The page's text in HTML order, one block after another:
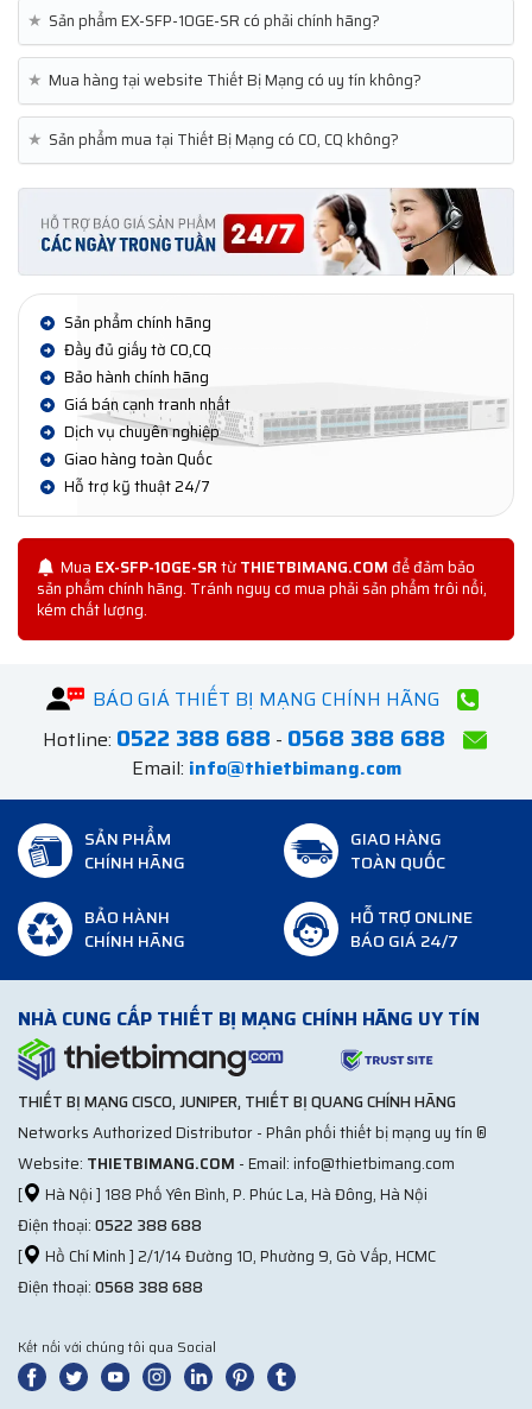
★ Sản phẩm EX-SFP-10GE-SR có phải chính hãng?
★ Mua hàng tại website Thiết Bị Mạng có uy tín không?
★ Sản phẩm mua tại Thiết Bị Mạng có CO, CQ không?
Sản phẩm chính hãng
Đầy đủ giấy tờ CO,CQ
Bảo hành chính hãng
Giá bán cạnh tranh nhất
Dịch vụ chuyên nghiệp
Giao hàng toàn Quốc
Hỗ trợ kỹ thuật 24/7
Mua EX-SFP-10GE-SRtừTHIETBIMANG.COMđể đảm bảo
sản phẩm chính hãng. Tránh nguy cơ mua phải sản phẩm trôi nổi,
kém chất lượng.
BÁO GIÁ THIẾT BỊ MẠNG CHÍNH HÃNG
Hotline: 0522 388 688 - 0568 388 688
Email: info@thietbimang.com
SẢN PHẨM
CHÍNH HÃNG
GIAO HÀNG
TOÀN QUỐC
BẢO HÀNH
CHÍNH HÃNG
HỖ TRỢ ONLINE
BÁO GIÁ 24/7
NHÀ CUNG CẤP THIẾT BỊ MẠNG CHÍNH HÃNG UY TÍN
THIẾT BỊ MẠNG CISCO, JUNIPER, THIẾT BỊ QUANG CHÍNH HÃNG
Networks Authorized Distributor - Phân phối thiết bị mạng uy tín ®
Website: THIETBIMANG.COM - Email: info@thietbimang.com
[
Hà Nội ] 188 Phố Yên Bình, P. Phúc La, Hà Đông, Hà Nội
Điện thoại:0522 388 688
[
Hồ Chí Minh ] 2/1/14 Đường 10, Phường 9, Gò Vấp, HCMC
Điện thoại:0568 388 688
Kết nối với chúng tôi qua Social